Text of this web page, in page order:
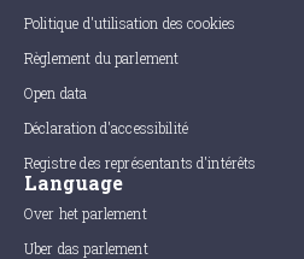
Politique d'utilisation des cookies
Règlement du parlement
Open data
Déclaration d'accessibilité
Registre des représentants d'intérêts
Language
Over het parlement
Uber das parlement